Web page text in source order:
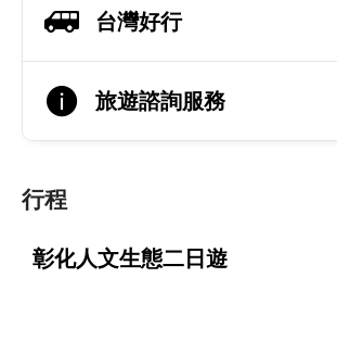
台灣好行
旅遊諮詢服務
行程
彰化人文生態二日遊